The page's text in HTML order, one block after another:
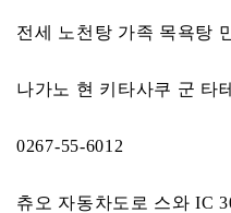
전세 노천탕 가족 목욕탕
나가노 현 키타사쿠 군 타
0267-55-6012
츄오 자동차도로 스와 IC